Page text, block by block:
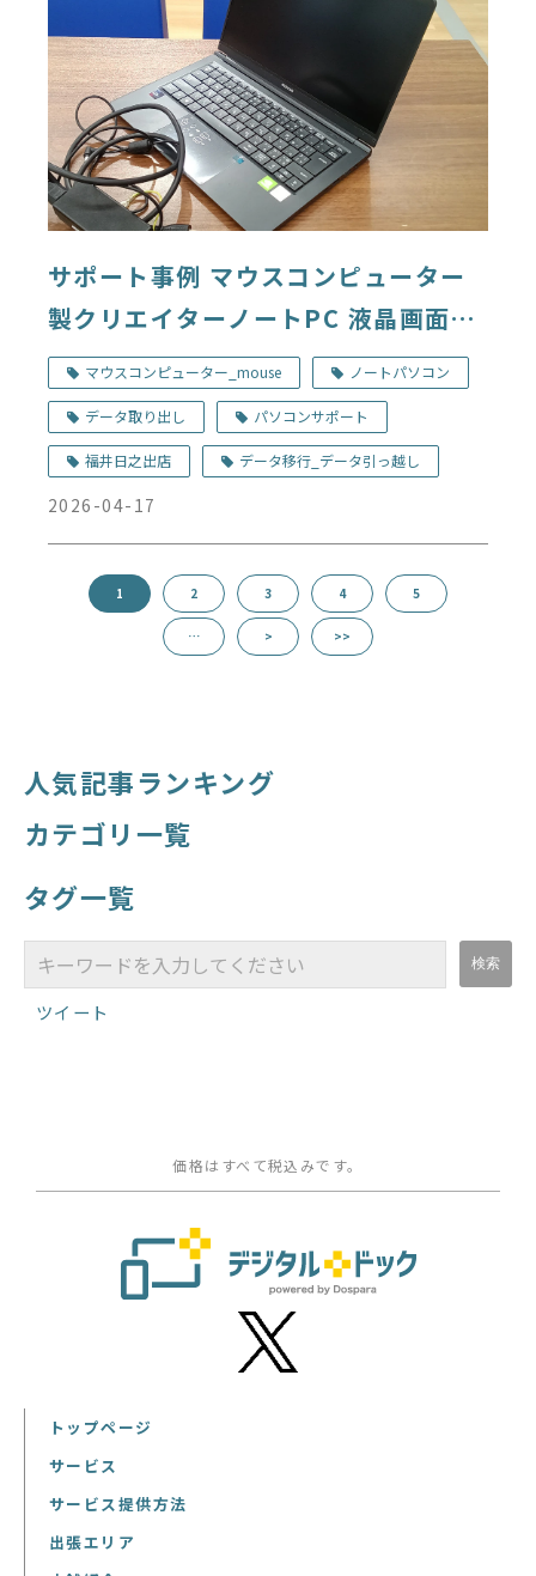
サポート事例 マウスコンピューター
製クリエイターノートPC 液晶画面が
映らない デジタルドック福井日之出
店
マウスコンピューター_mouse ノートパソコン
データ取り出し パソコンサポート
福井日之出店 データ移行_データ引っ越し
2026-04-17
1 2 3 4 5
… > >>
人気記事ランキング
カテゴリ一覧
タグ一覧
ツイート
価格はすべて税込みです。
トップページ
サービス
サービス提供方法
出張エリア